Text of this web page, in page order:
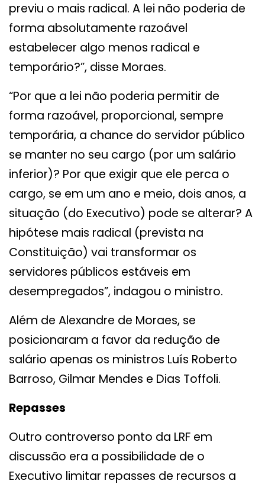
previu o mais radical. A lei não poderia de
forma absolutamente razoável
estabelecer algo menos radical e
temporário?”, disse Moraes.
“Por que a lei não poderia permitir de
forma razoável, proporcional, sempre
temporária, a chance do servidor público
se manter no seu cargo (por um salário
inferior)? Por que exigir que ele perca o
cargo, se em um ano e meio, dois anos, a
situação (do Executivo) pode se alterar? A
hipótese mais radical (prevista na
Constituição) vai transformar os
servidores públicos estáveis em
desempregados”, indagou o ministro.
Além de Alexandre de Moraes, se
posicionaram a favor da redução de
salário apenas os ministros Luís Roberto
Barroso, Gilmar Mendes e Dias Toffoli.
Repasses
Outro controverso ponto da LRF em
discussão era a possibilidade de o
Executivo limitar repasses de recursos a